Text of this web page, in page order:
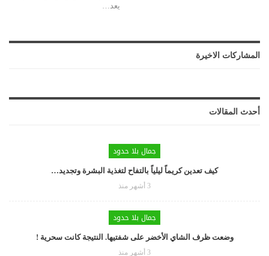
يعد…
المشاركات الاخيرة
أحدث المقالات
جمال بلا حدود
كيف تعدين كريماً ليلياً بالتفاح لتغذية البشرة وتجديد…
3 أشهر منذ
جمال بلا حدود
وضعت ظرف الشاي الأخضر على شفتيها. النتيجة كانت سحرية !
3 أشهر منذ